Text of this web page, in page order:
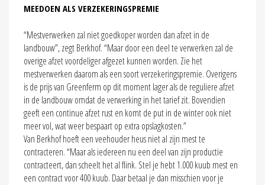
MEEDOEN ALS VERZEKERINGSPREMIE
“Mestverwerken zal niet goedkoper worden dan afzet in de
landbouw”, zegt Berkhof. “Maar door een deel te verwerken zal de
overige afzet voordeliger afgezet kunnen worden. Zie het
mestverwerken daarom als een soort verzekeringspremie. Overigens
is de prijs van Greenferm op dit moment lager als de reguliere afzet
in de landbouw omdat de verwerking in het tarief zit. Bovendien
geeft een continue afzet rust en komt de put in de winter ook niet
meer vol, wat weer bespaart op extra opslagkosten.”
Van Berkhof hoeft een veehouder heus niet al zijn mest te
contracteren. “Maar als iedereen nu een deel van zijn productie
contracteert, dan scheelt het al flink. Stel je hebt 1.000 kuub mest en
een contract voor 400 kuub. Daar betaal je dan misschien voor je